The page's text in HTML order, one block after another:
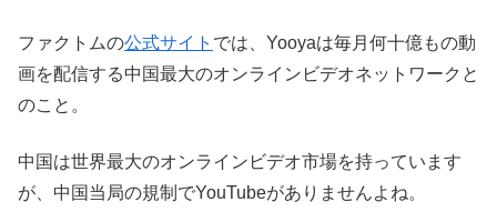
ファクトムの公式サイト では、Yooyaは毎月何十億もの動
画を配信する中国最大のオンラインビデオネットワークと
のこと。
中国は世界最大のオンラインビデオ市場を持っています
が、中国当局の規制でYouTubeがありませんよね。